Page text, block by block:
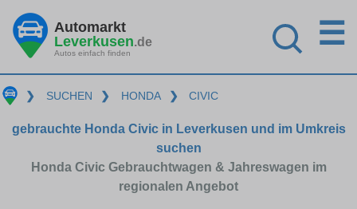
Automarkt
Leverkusen.de
Autos einfach finden
☰
❯ SUCHEN ❯ HONDA ❯ CIVIC
gebrauchte Honda Civic in Leverkusen und im Umkreis
suchen
Honda Civic Gebrauchtwagen & Jahreswagen im
regionalen Angebot